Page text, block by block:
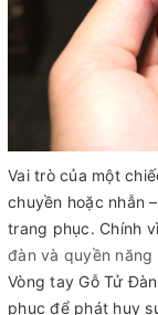
Vai trò của một
chuyền hoặc nhẫn
trang phục. Chính
đàn và quyền năng
Vòng tay Gỗ Tử
phục để phát huy